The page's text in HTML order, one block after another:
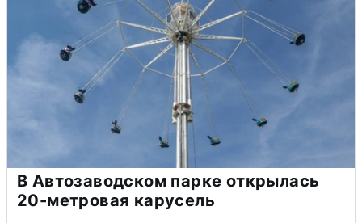
В Автозаводском парке открылась
20-метровая карусель